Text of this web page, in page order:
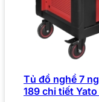
Tủ đồ nghề 7
189 chi tiết